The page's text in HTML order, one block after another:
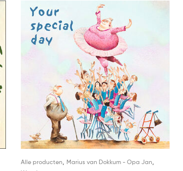
Alle producten, Marius van Dokkum - Opa Jan,